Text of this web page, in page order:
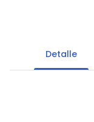
Detalle